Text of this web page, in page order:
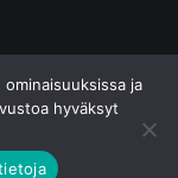
ja
hyväksyt